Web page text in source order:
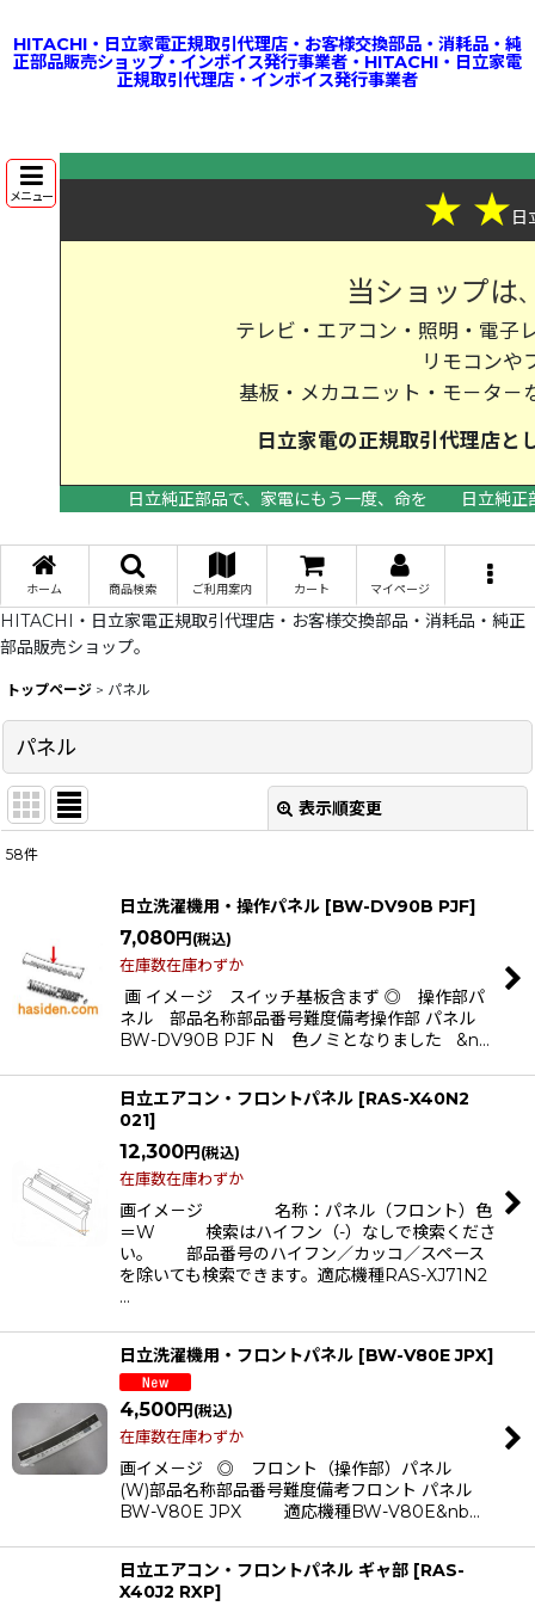
HITACHI・日立家電正規取引代理店・お客様交換部品・消耗品・純
正部品販売ショップ・インボイス発行事業者・HITACHI・日立家電
正規取引代理店・インボイス発行事業者
メニュー ★ ★日
当ショップは
テレビ・エアコン・照明・電子
リモコンや
基板・メカユニット・モ－タ－
日立家電の正規取引代理店
日立純正部品で、家電にもう一度、命を
日立純
ホーム 商品検索 ご利用案内 カート マイページ
HITACHI・日立家電正規取引代理店・お客様交換部品・消耗品・純正
部品販売ショップ。
トップページ > パネル
パネル
表示順変更
並び順 :
絞り込む
58件
日立洗濯機用・操作パネル [BW-DV90B PJF]
7,080円 (税込)
在庫数在庫わずか
画 イメ－ジ スイッチ基板含まず ◎ 操作部パ
ネル 部品名称部品番号難度備考操作部 パネル
BW-DV90B PJF N 色ノミとなりました &n…
日立エアコン・フロントパネル [RAS-X40N2
021]
12,300円 (税込)
在庫数在庫わずか
画イメ－ジ 名称：パネル（フロント）色
＝W 検索はハイフン（-）なしで検索くださ
い。 部品番号のハイフン／カッコ／スペース
を除いても検索できます。適応機種RAS-XJ71N2
…
日立洗濯機用・フロントパネル [BW-V80E JPX]
4,500円(税込)
在庫数在庫わずか
画イメ－ジ ◎ フロント（操作部）パネル
(W)部品名称部品番号難度備考フロント パネル
BW-V80E JPX 適応機種BW-V80E&nb…
日立エアコン・フロントパネル ギャ部 [RAS-
X40J2 RXP]